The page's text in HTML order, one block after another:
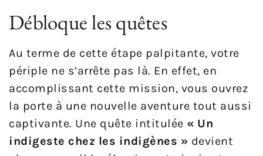
Débloque les quêtes
Au terme de cette étape palpitante, votre
périple ne s’arrête pas là. En effet, en
accomplissant cette mission, vous ouvrez
la porte à une nouvelle aventure tout aussi
captivante. Une quête intitulée « Un
indigeste chez les indigènes » devient